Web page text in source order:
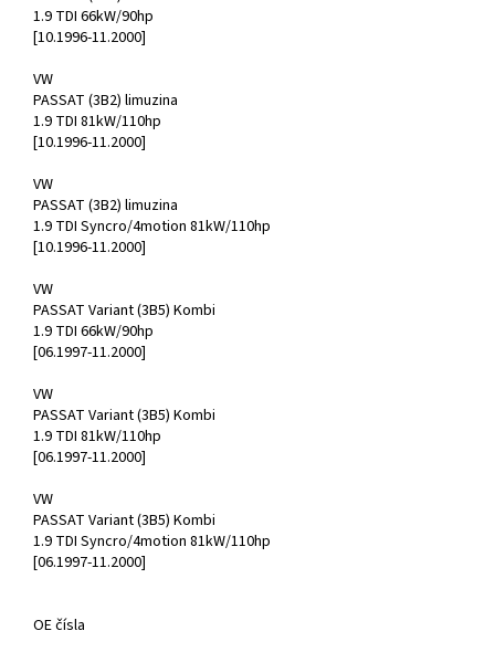
1.9 TDI 66kW/90hp
[10.1996-11.2000]
VW
PASSAT (3B2) limuzina
1.9 TDI 81kW/110hp
[10.1996-11.2000]
VW
PASSAT (3B2) limuzina
1.9 TDI Syncro/4motion 81kW/110hp
[10.1996-11.2000]
VW
PASSAT Variant (3B5) Kombi
1.9 TDI 66kW/90hp
[06.1997-11.2000]
VW
PASSAT Variant (3B5) Kombi
1.9 TDI 81kW/110hp
[06.1997-11.2000]
VW
PASSAT Variant (3B5) Kombi
1.9 TDI Syncro/4motion 81kW/110hp
[06.1997-11.2000]
OE čísla